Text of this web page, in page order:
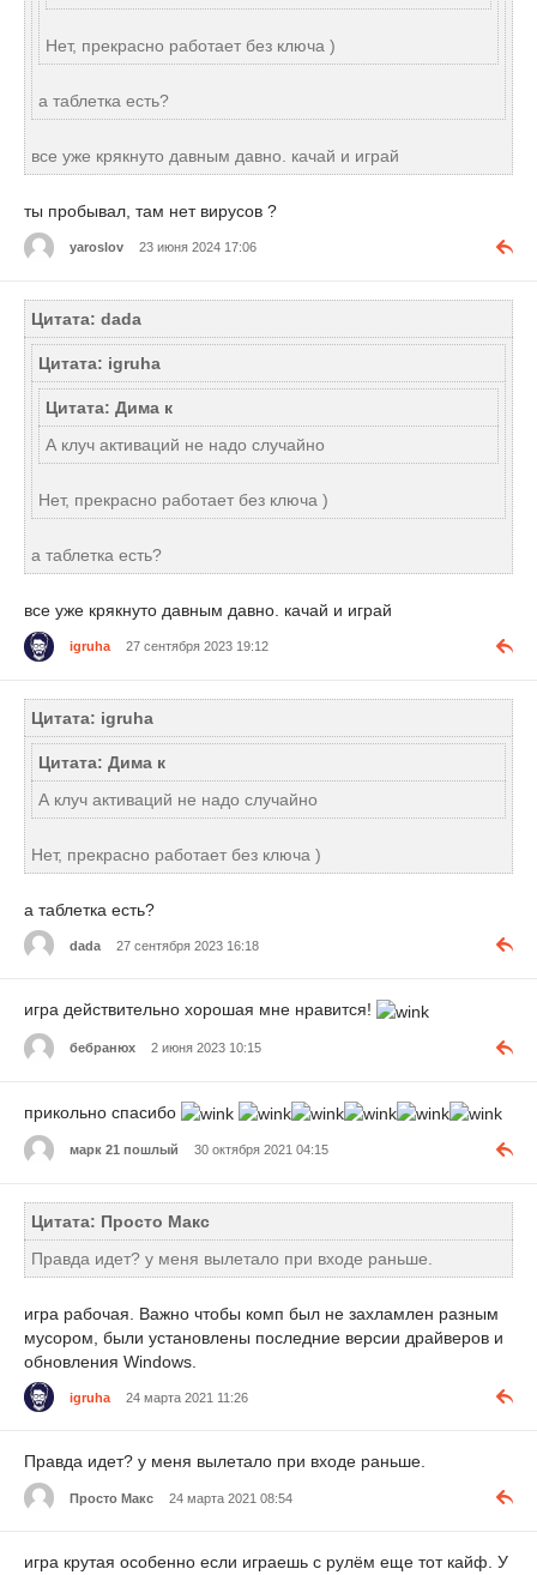
Нет, прекрасно работает без ключа )
а таблетка есть?
все уже крякнуто давным давно. качай и играй
ты пробывал, там нет вирусов ?
yaroslov 23 июня 2024 17:06
Цитата: dada
Цитата: igruha
Цитата: Дима к
А клуч активаций не надо случайно
Нет, прекрасно работает без ключа )
а таблетка есть?
все уже крякнуто давным давно. качай и играй
igruha 27 сентября 2023 19:12
Цитата: igruha
Цитата: Дима к
А клуч активаций не надо случайно
Нет, прекрасно работает без ключа )
а таблетка есть?
dada 27 сентября 2023 16:18
игра действительно хорошая мне нравится!
бебранюх 2 июня 2023 10:15
прикольно спасибо
марк 21 пошлый 30 октября 2021 04:15
Цитата: Просто Макс
Правда идет? у меня вылетало при входе раньше.
игра рабочая. Важно чтобы комп был не захламлен разным
мусором, были установлены последние версии драйверов и
обновления Windows.
igruha 24 марта 2021 11:26
Правда идет? у меня вылетало при входе раньше.
Просто Макс 24 марта 2021 08:54
игра крутая особенно если играешь с рулём еще тот кайф. У